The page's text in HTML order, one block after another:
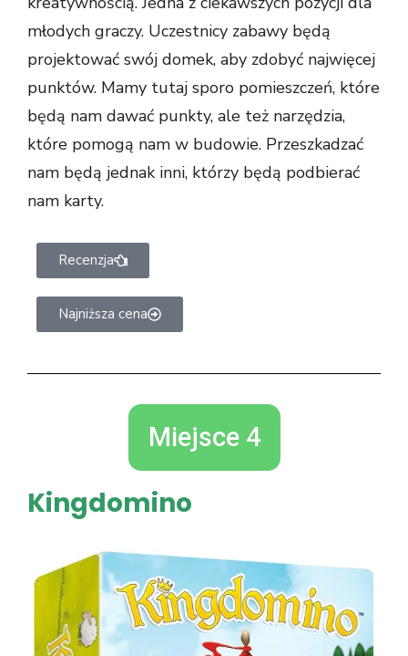
młodych graczy. Uczestnicy zabawy będą
projektować swój domek, aby zdobyć najwięcej
punktów. Mamy tutaj sporo pomieszczeń, które
będą nam dawać punkty, ale też narzędzia,
które pomogą nam w budowie. Przeszkadzać
nam będą jednak inni, którzy będą podbierać
nam karty.
Recenzja
Najniższa cena
Miejsce 4
Kingdomino